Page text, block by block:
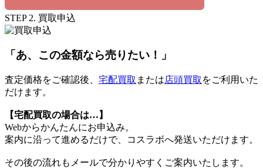
STEP 2. 買取申込
「あ、この金額なら売りたい！」
査定価格をご確認後、 宅配買取 または店頭買取 をご利用いた
だけます。
【宅配買取の場合は…】
Webからかんたんにお申込み。
案内に沿って進めるだけで、コスラボへ発送いただけます。
その後の流れもメールで分かりやすくご案内いたします。